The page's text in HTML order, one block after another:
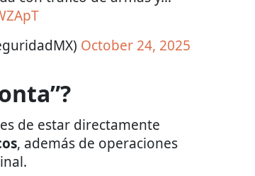
October 24, 2025
de estar directamente
, además de operaciones